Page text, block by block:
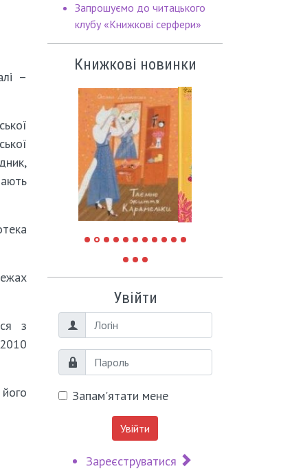
–
з
Запрошуємо до читацького
клубу «Книжкові серфери»
Книжкові новинки
Увійти
Логін
Пароль
Запам'ятати мене
Увійти
Зареєструватися